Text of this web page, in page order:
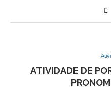
ATIVIDADE DE